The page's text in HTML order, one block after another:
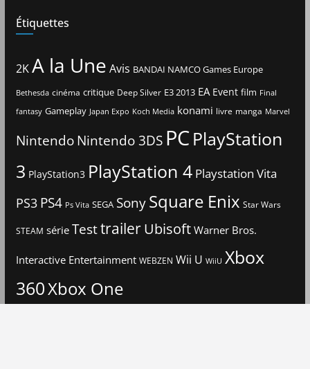
Étiquettes
2KA la Une Avis BANDAI NAMCO Games Europe
Bethesda cinéma critique Deep Silver E3 2013 EA Event film Final
fantasy Gameplay Japan Expo Koch Media konami livre manga Marvel
Nintendo Nintendo 3DS PCPlayStation
3 PlayStation3 PlayStation 4 Playstation Vita
PS3 PS4 Ps Vita SEGA Sony Square Enix Star Wars
STEAM série TesttrailerUbisoftWarner Bros.
Interactive Entertainment WEBZEN Wii U WiiU Xbox
360Xbox One